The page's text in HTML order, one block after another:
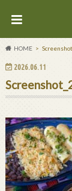
HOME
2026.06.11